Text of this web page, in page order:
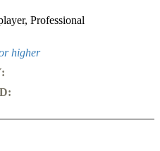
, Professional
higher